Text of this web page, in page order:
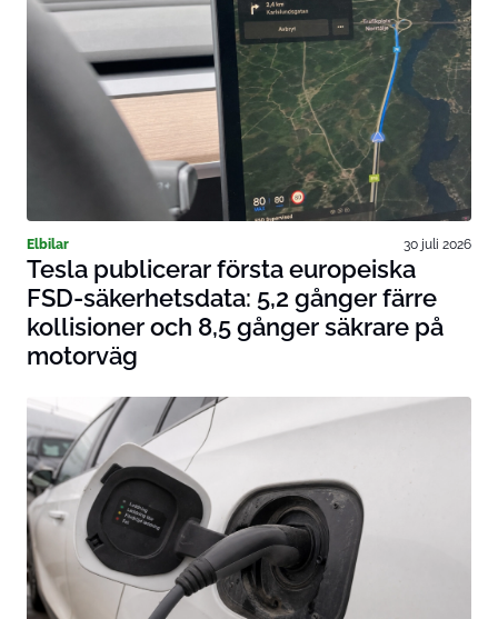
Elbilar 30 juli 2026
Tesla publicerar första europeiska
FSD-säkerhetsdata: 5,2 gånger färre
kollisioner och 8,5 gånger säkrare på
motorväg